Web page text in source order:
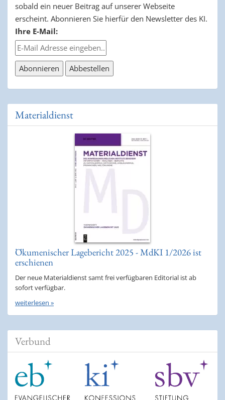
sobald ein neuer Beitrag auf unserer Webseite
erscheint. Abonnieren Sie hierfür den Newsletter des KI.
Ihre E-Mail:
Materialdienst
Ökumenischer Lagebericht 2025 - MdKI 1/2026 ist
erschienen
Der neue Materialdienst samt frei verfügbaren Editorial ist ab
sofort verfügbar.
weiterlesen »
Verbund